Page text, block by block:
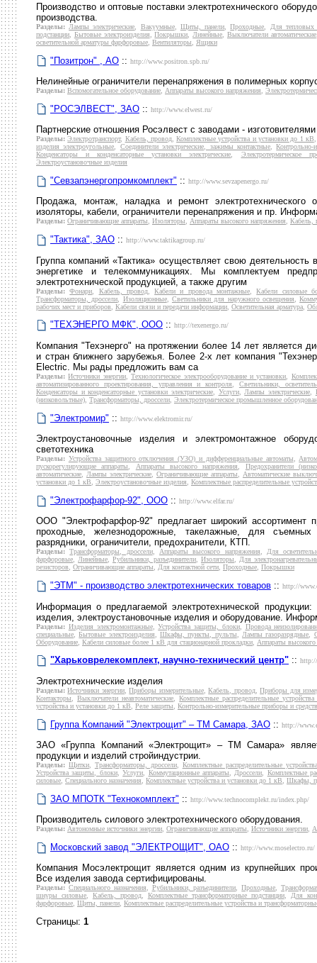
Производство и оптовые поставки электротехнического
производства.
Разделы: Лампы электрические Вакуумные, Щиты, панели ,Проходные
Для тепловых
подстанции
Бытовые электроизделия ,Покрышки Линейные Выключатели автоматические
осветительной арматуры фарфоровые Вентиляторы Ящики
"Позитрон" , АО :: http://www.positron.spb.ru/
Нелинейные ограничители перенапряжения в полимерных
Разделы: Вспомогательное оборудование Аппараты высокого напряжения
"РОСЭЛВЕСТ", ЗАО :: http://www.elwest.ru/
Партнерские отношения Росэлвест с заводами - изготовителями
Разделы: Электротранспорт, Кабель, провод,Комплектные устройства и установки до 1 кВ
изделия электроугольные, Соединители электрические, зажимы контактные,Контрольно-
Конденсаторы и конденсаторные установки электрические, Электротермическое
Электроустановочные изделия
"Севзапэнергопромкомплект" :: http://www.sevzapenergo.ru/
Продажа, монтаж, наладка и ремонт электротехнического
изоляторы, кабели, ограничители перенапряжения и пр.
Разделы: Ограничивающие аппараты, Изоляторы, Аппараты высокого напряжения, Кабель,
"Тактика", ЗАО :: http://www.taktikagroup.ru/
Группа компаний «Тактика» осуществляет свою
энергетике и телекоммуникациях. Мы комплектуем
электротехнической продукцией, а также другим
Разделы: Фонари Кабель, провод,Кабели и провода монтажные,Кабели силовые
Трансформаторы, дроссели
Изоляционные, Светильники для наружного освещения ,
рабочих мест и приборов Кабели связи и передачи информации Осветительная арматура
"ТЕХЭНЕРГО МФК", ООО :: http://texenergo.ru/
Компания "Техэнерго" на протяжении более 14 лет является
и стран ближнего зарубежья. Более 2-х лет компания
Electric. Мы рады предложить вам са
Разделы: Источники энергии,Технологическое электрооборудование и установки
автоматизированного проектирования, управления и контроля
Светильники,
Конденсаторы и конденсаторные установки электрические, Услуги, Лампы электрические
(низковольтные) Трансформаторы, дроссели Электротермическое промышленное
"Электромир" :: http://www.elektromir.ru/
Электроустановочные изделия и электромонтажное
светотехника
Разделы: Устройства защитного отключения (УЗО) и дифференциальные автоматы
пускорегулирующие аппараты
Аппараты высокого напряжения
Предохранители
автоматические
Лампы электрические Ограничивающие аппараты
Автоматические
установки до 1 кВ
Электроустановочные изделия Комплектные распределительные
"Электрофарфор-92", ООО :: http://www.elfar.ru/
ООО "Электрофарфор-92" предлагает широкий ассортимент
проходные, железнодорожные, такелажные, для
разрядники, ограничители, предохранители, КТП.
Разделы: Трансформаторы, дроссели, Аппараты высокого напряжения, Для
фарфоровые, Линейные, Рубильники, разъединители, Изоляторы, Для
резисторов, Ограничивающие аппараты, Для контактной сети, Проходные, Покрышки
"ЭТМ" - производство электротехнических товаров :: http://
Информация о предлагаемой электротехнической продукции:
изделия, электроустановочные изделия и оборудование.
Разделы: Изделия электромонтажные,Устройства защиты, блоки, Провода
специальные ,Бытовые электроизделия ,Шкафы, пункты, пульты Лампы газоразрядные
Оборудование Кабели силовые более 1 кВ для стационарной прокладки Аппараты
"Харьковрелекомплект, научно-технический центр" ::
Электротехнические изделия
Разделы: Источники энергии,Приборы измерительные,Кабель, провод,Приборы для
Контакторы ,Выключатели неавтоматические ,Комплектные распределительные
устройства и установки до 1 кВ
Реле защиты Контрольно-измерительные приборы и
Группа Компаний "Электрощит" – ТМ Самара, ЗАО :: http://
ЗАО «Группа Компаний «Электрощит» – ТМ Самара»
продукции и изделий стройиндустрии.
Разделы: Щитки, Трансформаторы, дроссели, Комплектные распределительные устройства
Устройства защиты, блоки,Услуги Коммутационные аппараты Дроссели
Комплектные
силовые Специального назначения Комплектные устройства и установки до 1 кВ Шкафы,
ЗАО МПОТК "Технокомплект" :: http://www.technocomplekt.ru/index.php/
Производитель силового электротехнического оборудования.
Разделы: Автономные источники энергии Ограничивающие аппараты Источники энергии
Московский завод "ЭЛЕКТРОЩИТ", ОАО :: http://www.moselectro.ru/
Компания Мосэлектрощит является одним из крупнейших
Все изделия завода сертифицированы.
Разделы: Специального назначения, Рубильники, разъединители,Проходные,
шнуры силовые, Кабель, провод, Комплектные трансформаторные подстанции, Для
фарфоровые, Щиты, панели, Комплектные распределительные устройства и
Страницы: 1